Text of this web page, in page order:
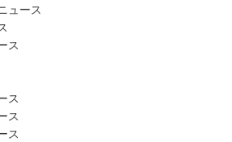
ュース
ス
ス
ス
ス